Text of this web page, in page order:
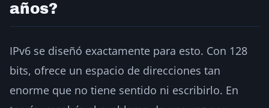
años?
IPv6 se diseñó exactamente para esto. Con 128
bits, ofrece un espacio de direcciones tan
enorme que no tiene sentido ni escribirlo. En